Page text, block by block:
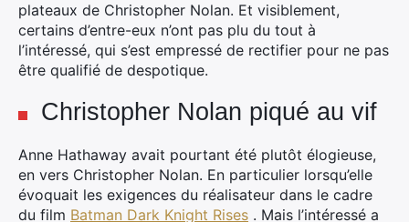
plateaux de Christopher Nolan. Et visiblement,
certains d’entre-eux n’ont pas plu du tout à
l’intéressé, qui s’est empressé de rectifier pour ne pas
être qualifié de despotique.
Christopher Nolan piqué au vif
Anne Hathaway avait pourtant été plutôt élogieuse,
en vers Christopher Nolan. En particulier lorsqu’elle
évoquait les exigences du réalisateur dans le cadre
du film Batman Dark Knight Rises . Mais l’intéressé a